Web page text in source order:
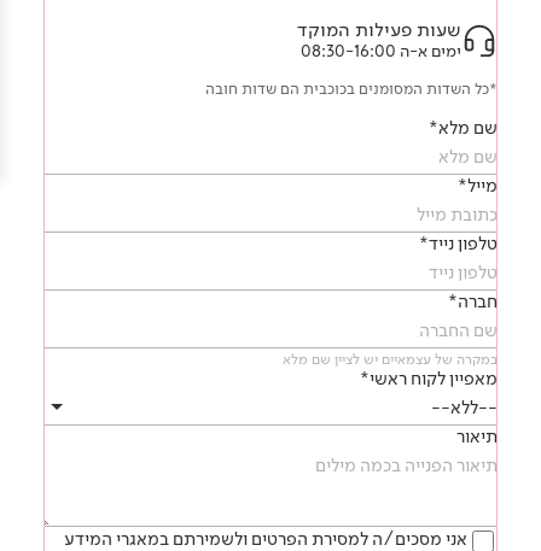
עץ
מתכת
רובה
RAL
לכל מוצרי צבע וציפויים
אודותינו
מדיניות מערכת משולבת ו - ISO
פתרונות לתעשייה
*כל השדות המסומנים בכוכבית הם שדות חובה
שם מלא*
מייל*
טלפון נייד*
חברה*
במקרה של עצמאיים יש לציין שם מלא
מאפיין לקוח ראשי*
תיאור
אני מסכים/ה למסירת הפרטים ולשמירתם במאגרי המידע
שעות פעילות המוקד
ימים א-ה 08:30-16:00